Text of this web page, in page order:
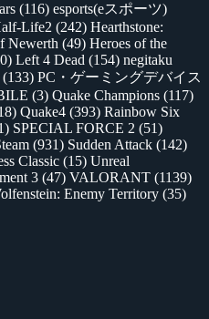
(116) esports(eスポーツ)
Life2 (242) Hearthstone:
Newerth (49) Heroes of the
Left 4 Dead (154) negitaku
(133) PC・ゲーミングデバイス
(3) Quake Champions (117)
Quake4 (393) Rainbow Six
SPECIAL FORCE 2 (51)
(931) Sudden Attack (142)
Classic (15) Unreal
3 (47) VALORANT (1139)
Enemy Territory (35)